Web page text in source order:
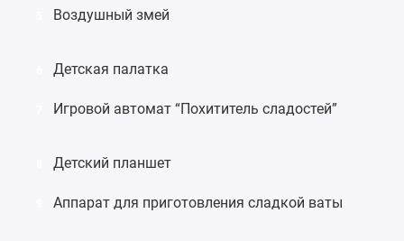
Воздушный змей
Детская палатка
Игровой автомат “Похититель сладостей”
Детский планшет
Аппарат для приготовления сладкой ваты